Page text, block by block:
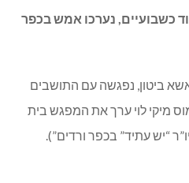
כשבועיים, נערכו אמש בכפר
ביטון, נפגשה עם התושבים
מיקי לוי ערך את המפגש בית
“יש עתיד” בכפר ורדים”).